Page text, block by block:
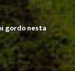
gordo nesta